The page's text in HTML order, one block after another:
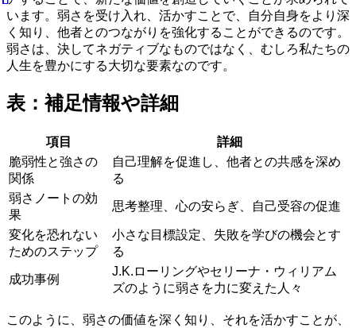
います。弱さを受け入れ、活かすことで、自分自身をより深
く知り、他者とのつながりを強化することができるのです。
弱さは、決してネガティブなものではなく、むしろ私たちの
人生を豊かにする大切な要素なのです。
表：補足情報や詳細
項目
詳細
脆弱性と強さの
関係
自己理解を促進し、他者との共感を深め
る
弱さノートの効
果
思考整理、心の安らぎ、自己受容の促進
変化を恐れない
ためのステップ
小さな目標設定、失敗を学びの機会とす
る
成功事例
J.K.ローリングやセリーナ・ウィリアム
ズのように弱さを力に変えた人々
このように、弱さの価値を深く知り、それを活かすことが、